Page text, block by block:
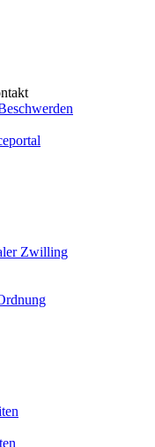
Zwilling